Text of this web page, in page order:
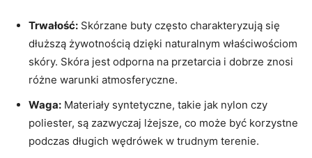
Trwałość: Skórzane buty często charakteryzują się
dłuższą żywotnością dzięki naturalnym właściwościom
skóry. Skóra jest odporna na przetarcia i dobrze znosi
różne warunki atmosferyczne.
Waga: Materiały syntetyczne, takie jak nylon czy
poliester, są zazwyczaj lżejsze, co może być korzystne
podczas długich wędrówek w trudnym terenie.